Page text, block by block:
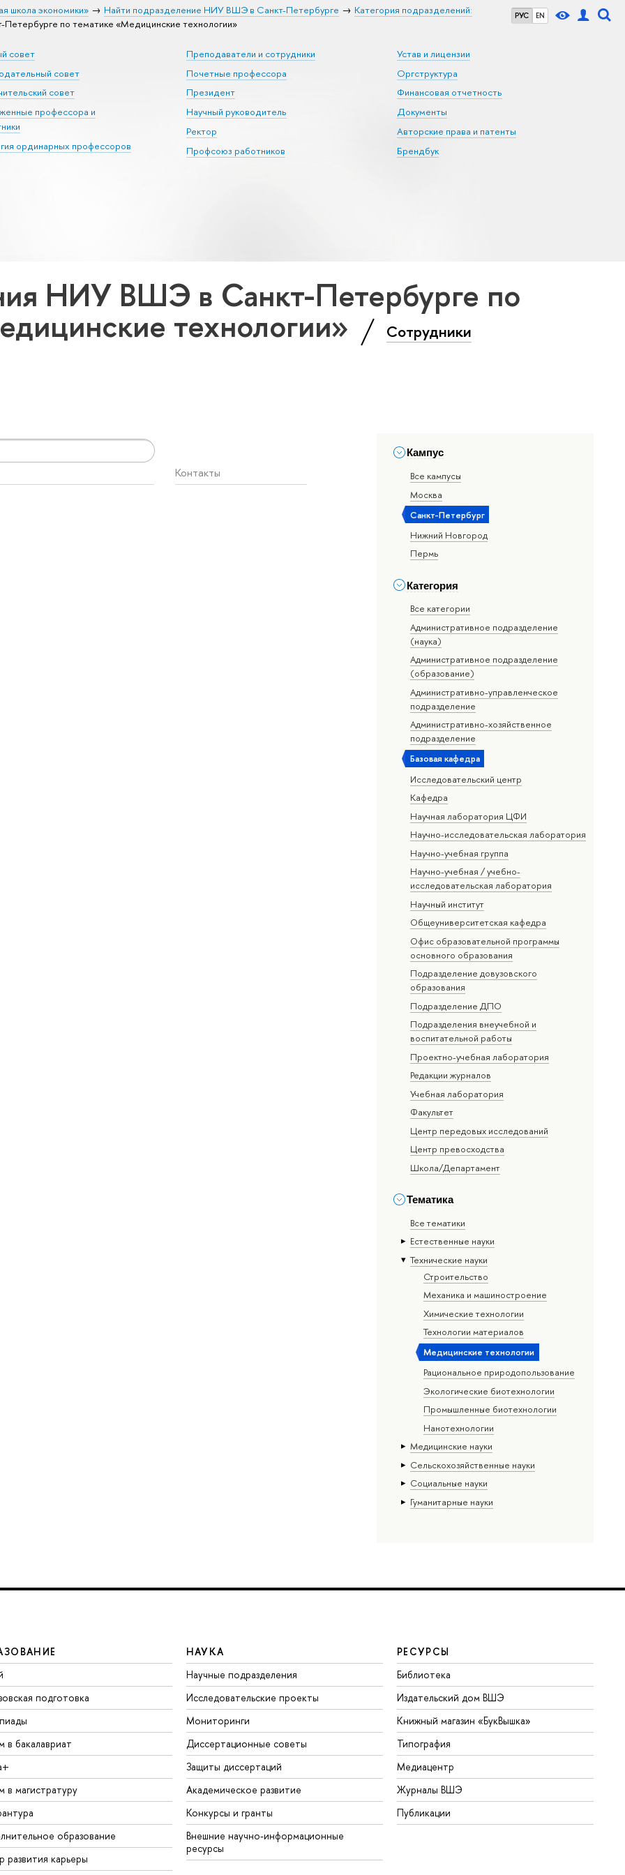
РУС EN
школа экономики» Найти подразделение НИУ ВШЭ в Санкт-Петербурге
Категория подразделений:
по тематике «Медицинские технологии»
совет
совет
совет
профессора и
ординарных профессоров
Преподаватели и сотрудники
Почетные профессора
Президент
Научный руководитель
Ректор
Профсоюз работников
Устав и лицензии
Оргструктура
Финансовая отчетность
Документы
Авторские права и патенты
Брендбук
НИУ ВШЭ в Санкт-Петербурге по
технологии» Сотрудники
Кампус
Все кампусы
Москва
Санкт-Петербург
Нижний Новгород
Пермь
Категория
Все категории
Административное подразделение
(наука)
Административное подразделение
(образование)
Административно-управленческое
подразделение
Административно-хозяйственное
подразделение
Базовая кафедра
Исследовательский центр
Кафедра
Научная лаборатория ЦФИ
Научно-исследовательская лаборатория
Научно-учебная группа
Научно-учебная / учебно-
исследовательская лаборатория
Научный институт
Общеуниверситетская кафедра
Офис образовательной программы
основного образования
Подразделение довузовского
образования
Подразделение ДПО
Подразделения внеучебной и
воспитательной работы
Проектно-учебная лаборатория
Редакции журналов
Учебная лаборатория
Факультет
Центр передовых исследований
Центр превосходства
Школа/Департамент
Тематика
Все тематики
Естественные науки
Тех­ничес­кие науки
Строительство
Механика и машиностроение
Химические технологии
Технологии материалов
Медицинские технологии
Рациональное природопользование
Экологические биотехнологии
Промышленные биотехнологии
Нанотехнологии
Медицинские науки
Сельскохозяйственные науки
Социальные науки
Гуманитарные науки
Контакты
подготовка
в бакалавриат
в магистратуру
образование
развития карьеры
НАУКА
Научные подразделения
Исследовательские проекты
Мониторинги
Диссертационные советы
Защиты диссертаций
Академическое развитие
Конкурсы и гранты
Внешние научно-информационные
ресурсы
РЕСУРСЫ
Библиотека
Издательский дом ВШЭ
Книжный магазин «БукВышка»
Типография
Медиацентр
Журналы ВШЭ
Публикации